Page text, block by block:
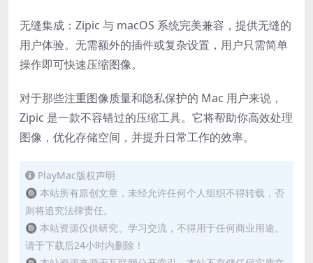
无缝集成：Zipic 与 macOS 系统完美兼容，提供无缝的
用户体验。无需额外的插件或复杂设置，用户只需简单
操作即可快速压缩图像。
对于那些注重图像质量和隐私保护的 Mac 用户来说，
Zipic 是一款不容错过的压缩工具。它将帮助你高效处理
图像，优化存储空间，并提升日常工作的效率。
PlayMac版权声明
🔘 本站所有原创文章，未经允许任何个人组织不得转载，否
则将追究法律责任。
🔘 本站资源仅供研究、学习交流，不得用于任何商业用途。
请于下载后24小时内删除！